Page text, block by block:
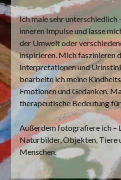
Ich male sehr
inneren Impulse und lasse
der Umwelt oder
inspirieren. Mich faszinieren
Interpretationen und
bearbeite ich meine
Emotionen und Gedanken.
therapeutische Bedeutung
Außerdem fotografiere ich –
Naturbilder, Objekten, Tiere
Menschen.